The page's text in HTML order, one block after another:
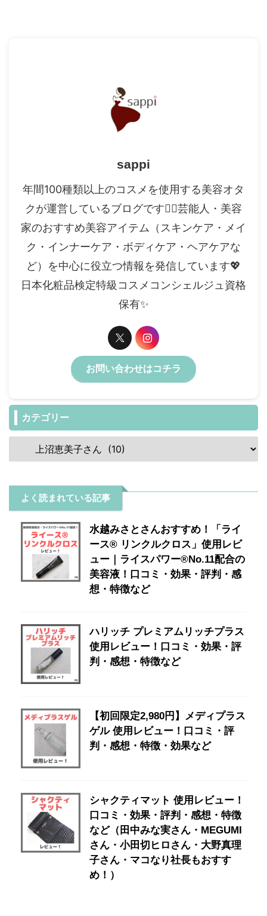
sappi
年間100種類以上のコスメを使用する美容オタ
クが運営しているブログです✍🏻芸能人・美容
家のおすすめ美容アイテム（スキンケア・メイ
ク・インナーケア・ボディケア・ヘアケアな
ど）を中心に役立つ情報を発信しています💖
日本化粧品検定特級コスメコンシェルジュ資格
保有✨️
お問い合わせはコチラ
カテゴリー
よく読まれている記事
水越みさとさんおすすめ！「ライ
ース® リンクルクロス」使用レビ
ュー｜ライスパワー®No.11配合の
美容液！口コミ・効果・評判・感
想・特徴など
ハリッチ プレミアムリッチプラス
使用レビュー！口コミ・効果・評
判・感想・特徴など
【初回限定2,980円】メディプラス
ゲル 使用レビュー！口コミ・評
判・感想・特徴・効果など
シャクティマット 使用レビュー！
口コミ・効果・評判・感想・特徴
など（田中みな実さん・MEGUMI
さん・小田切ヒロさん・大野真理
子さん・マコなり社長もおすす
め！）